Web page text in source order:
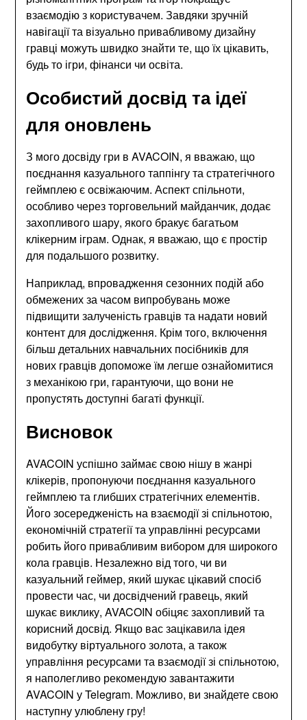
взаємодію з користувачем. Завдяки зручній
навігації та візуально привабливому дизайну
гравці можуть швидко знайти те, що їх цікавить,
будь то ігри, фінанси чи освіта.
Особистий досвід та ідеї
для оновлень
З мого досвіду гри в AVACOIN, я вважаю, що
поєднання казуального таппінгу та стратегічного
геймплею є освіжаючим. Аспект спільноти,
особливо через торговельний майданчик, додає
захопливого шару, якого бракує багатьом
клікерним іграм. Однак, я вважаю, що є простір
для подальшого розвитку.
Наприклад, впровадження сезонних подій або
обмежених за часом випробувань може
підвищити залученість гравців та надати новий
контент для дослідження. Крім того, включення
більш детальних навчальних посібників для
нових гравців допоможе їм легше ознайомитися
з механікою гри, гарантуючи, що вони не
пропустять доступні багаті функції.
Висновок
AVACOIN успішно займає свою нішу в жанрі
клікерів, пропонуючи поєднання казуального
геймплею та глибших стратегічних елементів.
Його зосередженість на взаємодії зі спільнотою,
економічній стратегії та управлінні ресурсами
робить його привабливим вибором для широкого
кола гравців. Незалежно від того, чи ви
казуальний геймер, який шукає цікавий спосіб
провести час, чи досвідчений гравець, який
шукає виклику, AVACOIN обіцяє захопливий та
корисний досвід. Якщо вас зацікавила ідея
видобутку віртуального золота, а також
управління ресурсами та взаємодії зі спільнотою,
я наполегливо рекомендую завантажити
AVACOIN у Telegram. Можливо, ви знайдете свою
наступну улюблену гру!